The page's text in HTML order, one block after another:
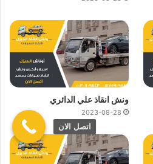
ونش انقاذ علي الدائري
2023-08-28
اتصل الان